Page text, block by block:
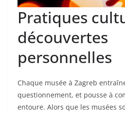
Pratiques
découvertes
personnelles
Chaque musée à Zagreb
questionnement, et pousse à
entoure. Alors que les musées